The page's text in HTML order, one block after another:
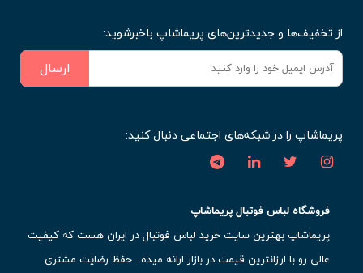
از تخفیف‌ها و جدیدترین‌های پریماشاپ باخبرشوید:
ارسال
پریماشاپ را در شبکه‌های اجتماعی دنبال کنید:
فروشگاه لباس فوتبال پریماشاپ
پریماشاپ بهترین سایت خرید لباس فوتبال در ایران هست که کیفیت
عالی رو با ارزانترین قیمت در بازار ارائه میده . حفظ رضایت مشتری